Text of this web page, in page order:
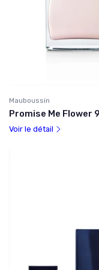
Mauboussin
Promise Me Flower
Voir le détail